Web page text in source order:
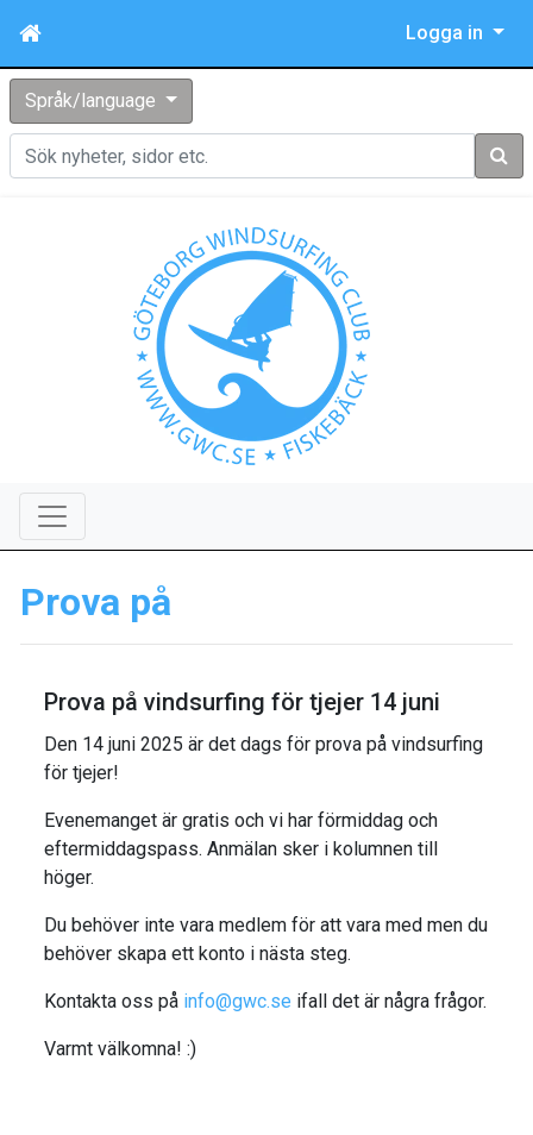
Logga in
Språk/language
Sök
Prova på
Prova på vindsurfing för tjejer 14 juni
Den 14 juni 2025 är det dags för prova på vindsurfing
för tjejer!
Evenemanget är gratis och vi har förmiddag och
eftermiddagspass. Anmälan sker i kolumnen till
höger.
Du behöver inte vara medlem för att vara med men du
behöver skapa ett konto i nästa steg.
Kontakta oss på info@gwc.se ifall det är några frågor.
Varmt välkomna! :)